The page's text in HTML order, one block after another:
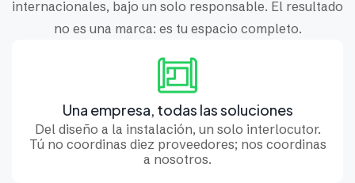
internacionales, bajo un solo responsable. El resultado
no es una marca: es tu espacio completo.
Una empresa, todas las soluciones
Del diseño a la instalación, un solo interlocutor.
Tú no coordinas diez proveedores; nos coordinas
a nosotros.